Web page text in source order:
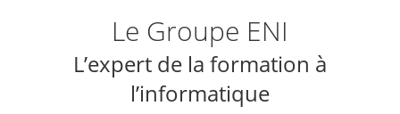
Le Groupe ENI
L’expert de la formation à
l’informatique